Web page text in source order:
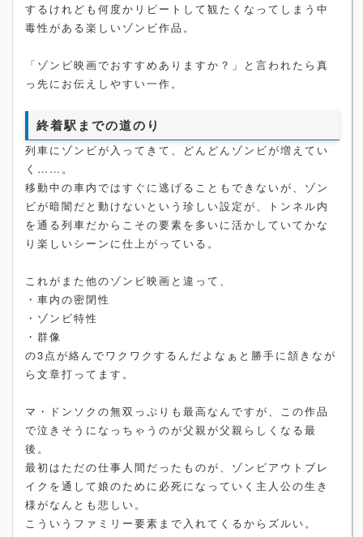
するけれども何度かリピートして観たくなってしまう中
毒性がある楽しいゾンビ作品。
「ゾンビ映画でおすすめありますか？」と言われたら真
っ先にお伝えしやすい一作。
終着駅までの道のり
列車にゾンビが入ってきて、どんどんゾンビが増えてい
く……。
移動中の車内ではすぐに逃げることもできないが、ゾン
ビが暗闇だと動けないという珍しい設定が、トンネル内
を通る列車だからこその要素を多いに活かしていてかな
り楽しいシーンに仕上がっている。
これがまた他のゾンビ映画と違って、
・車内の密閉性
・ゾンビ特性
・群像
の3点が絡んでワクワクするんだよなぁと勝手に頷きなが
ら文章打ってます。
マ・ドンソクの無双っぷりも最高なんですが、この作品
で泣きそうになっちゃうのが父親が父親らしくなる最
後。
最初はただの仕事人間だったものが、ゾンビアウトブレ
イクを通して娘のために必死になっていく主人公の生き
様がなんとも悲しい。
こういうファミリー要素まで入れてくるからズルい。